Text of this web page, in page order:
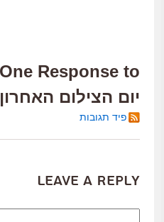
יום הצילום
פיד תגובות
Leave a Reply